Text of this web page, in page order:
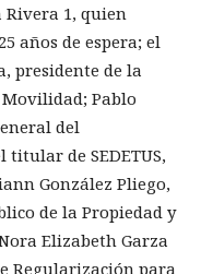
1, quien
años de espera; el
presidente de la
Pablo
del
de SEDETUS,
González Pliego,
de la Propiedad y
Elizabeth Garza
Regularización para